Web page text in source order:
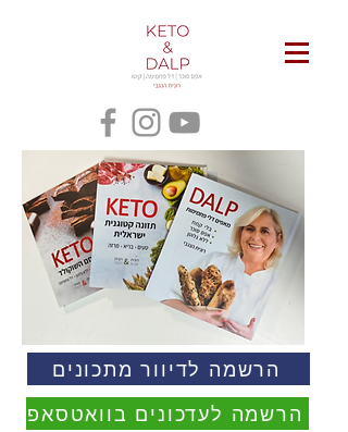
הרשמה לדיוור מתכונים
הרשמה לעדכונים בוואטסאפ